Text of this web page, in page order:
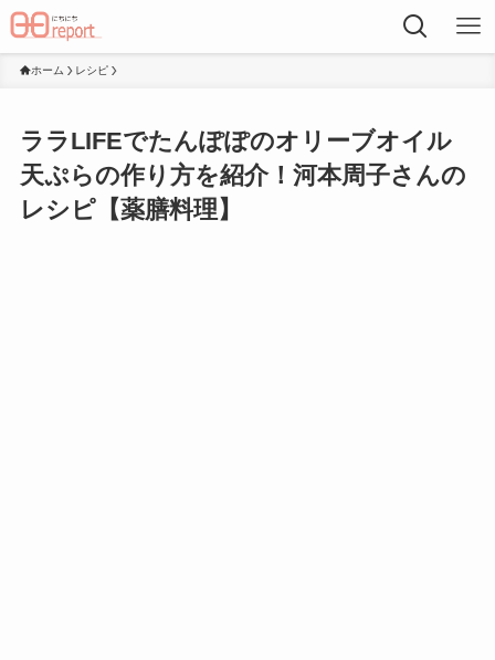
ホーム レシピ
ララLIFEでたんぽぽのオリーブオイル
天ぷらの作り方を紹介！河本周子さんの
レシピ【薬膳料理】